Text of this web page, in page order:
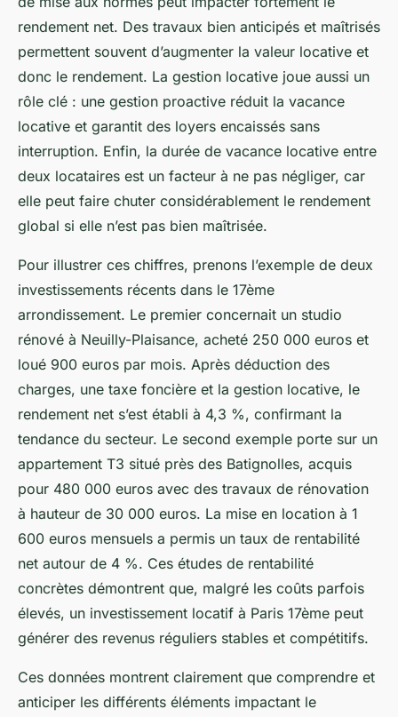
rendement net. Des travaux bien anticipés et maîtrisés
permettent souvent d’augmenter la valeur locative et
donc le rendement. La gestion locative joue aussi un
rôle clé : une gestion proactive réduit la vacance
locative et garantit des loyers encaissés sans
interruption. Enfin, la durée de vacance locative entre
deux locataires est un facteur à ne pas négliger, car
elle peut faire chuter considérablement le rendement
global si elle n’est pas bien maîtrisée.
Pour illustrer ces chiffres, prenons l’exemple de deux
investissements récents dans le 17ème
arrondissement. Le premier concernait un studio
rénové à Neuilly-Plaisance, acheté 250 000 euros et
loué 900 euros par mois. Après déduction des
charges, une taxe foncière et la gestion locative, le
rendement net s’est établi à 4,3 %, confirmant la
tendance du secteur. Le second exemple porte sur un
appartement T3 situé près des Batignolles, acquis
pour 480 000 euros avec des travaux de rénovation
à hauteur de 30 000 euros. La mise en location à 1
600 euros mensuels a permis un taux de rentabilité
net autour de 4 %. Ces études de rentabilité
concrètes démontrent que, malgré les coûts parfois
élevés, un investissement locatif à Paris 17ème peut
générer des revenus réguliers stables et compétitifs.
Ces données montrent clairement que comprendre et
anticiper les différents éléments impactant le